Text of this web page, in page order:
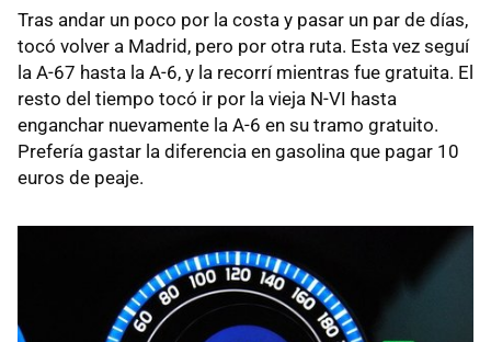
Tras andar un poco por la costa y pasar un par de días,
tocó volver a Madrid, pero por otra ruta. Esta vez seguí
la A-67 hasta la A-6, y la recorrí mientras fue gratuita. El
resto del tiempo tocó ir por la vieja N-VI hasta
enganchar nuevamente la A-6 en su tramo gratuito.
Prefería gastar la diferencia en gasolina que pagar 10
euros de peaje.